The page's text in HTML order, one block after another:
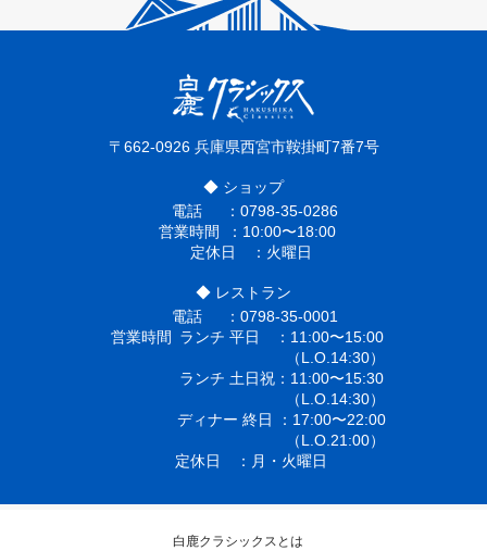
〒662-0926 兵庫県西宮市鞍掛町7番7号
◆ ショップ
電話
0798-35-0286
営業時間
10:00〜18:00
定休日
火曜日
◆ レストラン
電話
0798-35-0001
営業時間
ランチ 平日
11:00〜15:00
（L.O.14:30）
ランチ 土日祝
11:00〜15:30
（L.O.14:30）
ディナー 終日
17:00〜22:00
（L.O.21:00）
定休日
月・火曜日
白鹿クラシックスとは